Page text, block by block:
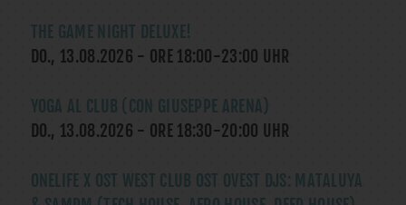
THE GAME NIGHT DELUXE!
DO., 13.08.2026 - ORE 18:00-23:00 UHR
YOGA AL CLUB (CON GIUSEPPE ARENA)
DO., 13.08.2026 - ORE 18:30-20:00 UHR
ONELIFE X OST WEST CLUB OST OVEST DJS: MATALUYA